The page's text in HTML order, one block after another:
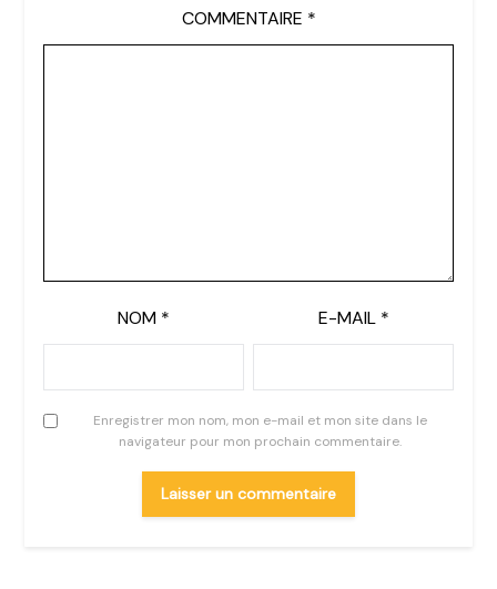
COMMENTAIRE *
NOM * E-MAIL *
Enregistrer mon nom, mon e-mail et mon site dans le
navigateur pour mon prochain commentaire.